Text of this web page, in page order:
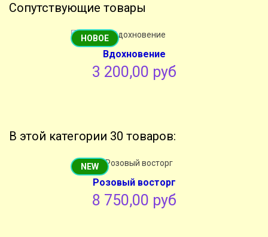
Сопутствующие товары
НОВОЕ
Вдохновение
3 200,00 руб
В этой категории 30 товаров:
NEW
Розовый восторг
8 750,00 руб